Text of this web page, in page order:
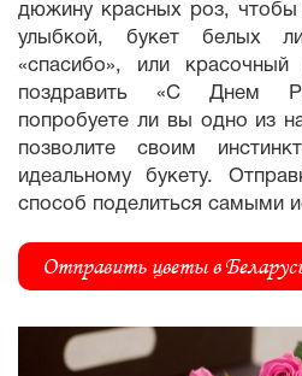
дюжину красных роз, чтобы
улыбкой, букет белых
«спасибо», или
поздравить «С Днем
попробуете ли вы одно из
позволите своим
идеальному букету.
способ поделиться самыми
Отправить цветы в